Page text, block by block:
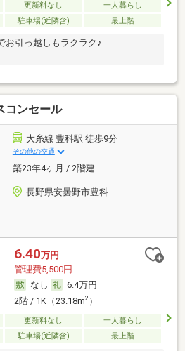
更新料なし
一人暮らし
駐車場(近隣含) 最上階
お引っ越しもラクラク♪
コンセール
大糸線 豊科駅 徒歩9分
その他の交通
築23年4ヶ月 / 2階建
長野県安曇野市豊科
6.40万円
管理費5,500円
なし
6.4万円
2階 / 1K（23.18m2）
更新料なし
一人暮らし
駐車場(近隣含) 最上階